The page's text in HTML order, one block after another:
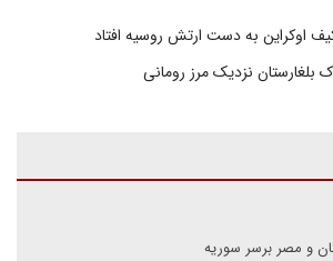
اوکراین به دست ارتش روسیه افتاد
بلغارستان نزدیک مرز رومانی
و مصر برسر سوریه